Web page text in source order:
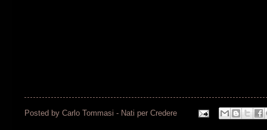
Posted by Carlo Tommasi - Nati per Credere